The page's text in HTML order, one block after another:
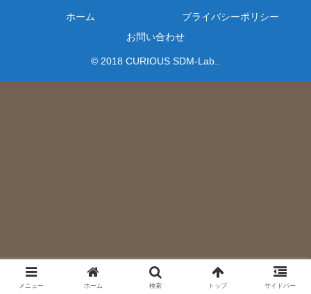
ホーム
プライバシーポリシー
お問い合わせ
© 2018 CURIOUS SDM-Lab..
メニュー ホーム 検索 トップ サイドバー